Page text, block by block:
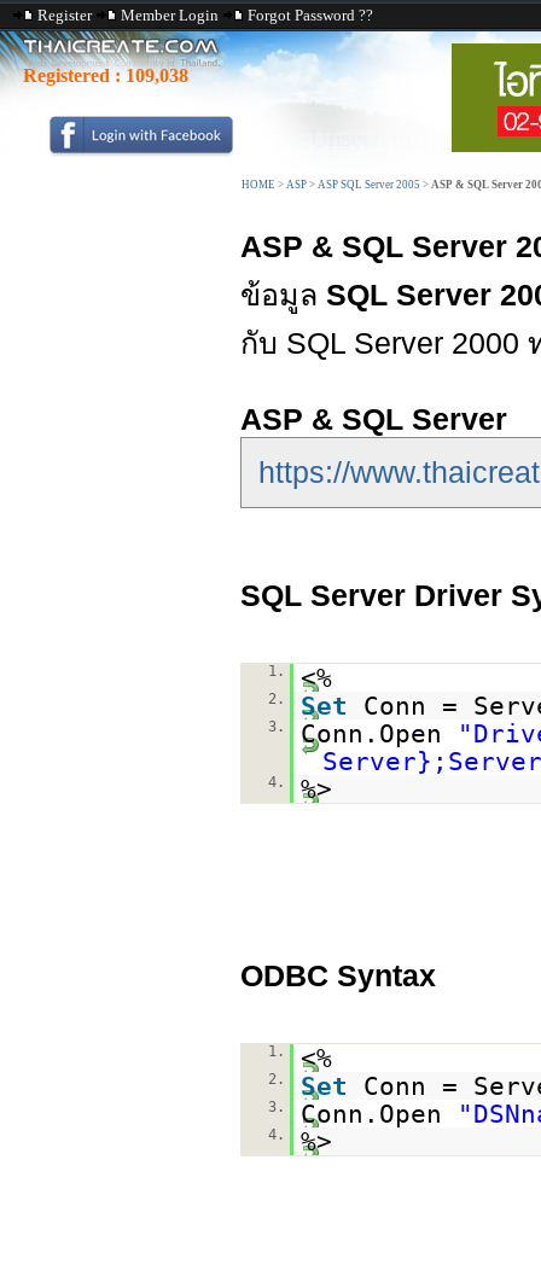
Register Member Login Forgot Password ??
Registered : 109,038
HOME > ASP > ASP SQL Server 2005 > ASP & SQL Server
ASP & SQL Server
ข้อมูล SQL Server
กับ SQL Server 2000
ASP & SQL Server
https://
SQL Server Driver
1. <%
2. Set Conn =
3. Conn.Open
4. %>
ODBC Syntax
1. <%
2. Set Conn =
3. Conn.Open
4. %>